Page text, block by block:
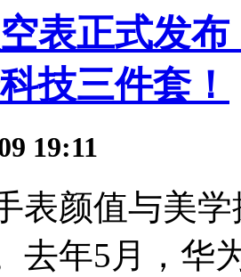
表正式发
技三件套！
19:11
表颜值与美
去年5月，华